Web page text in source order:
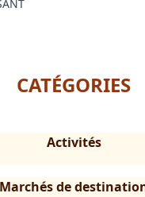
CATÉGORIES
Activités
Marchés de